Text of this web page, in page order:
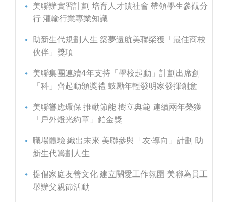
美聯辦實習計劃 培育人才饋社會 帶領學生參觀分
行 灌輸行業專業知識
助新生代規劃人生 築夢遠航美聯榮獲「最佳商校
伙伴」獎項
美聯集團連續4年支持「學校起動」計劃出席創
「科」齊起動頒獎禮 鼓勵年輕發明家發揮創意
美聯響應環保 推動節能 樹立典範 連續兩年榮獲
「戶外燈光約章」鉑金獎
職場體驗 織出未來 美聯參與「友‧導向」計劃 助
新生代籌劃人生
提倡家庭友善文化 建立關愛工作氛圍 美聯為員工
舉辦父親節活動